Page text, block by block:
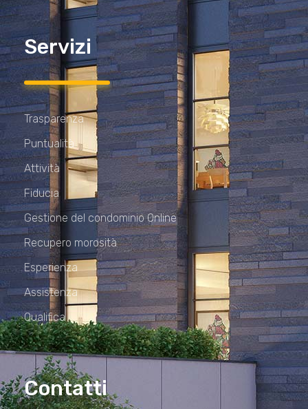
Servizi
Trasparenza
Puntualità
Attività
Fiducia
Gestione del condominio Online
Recupero morosità
Esperienza
Assistenza
Qualifica
Contatti